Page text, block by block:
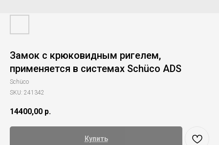
Замок с крюковидным ригелем,
применяется в системах Schüco ADS
Schüco
SKU: 241342
14400,00 р.
Купить